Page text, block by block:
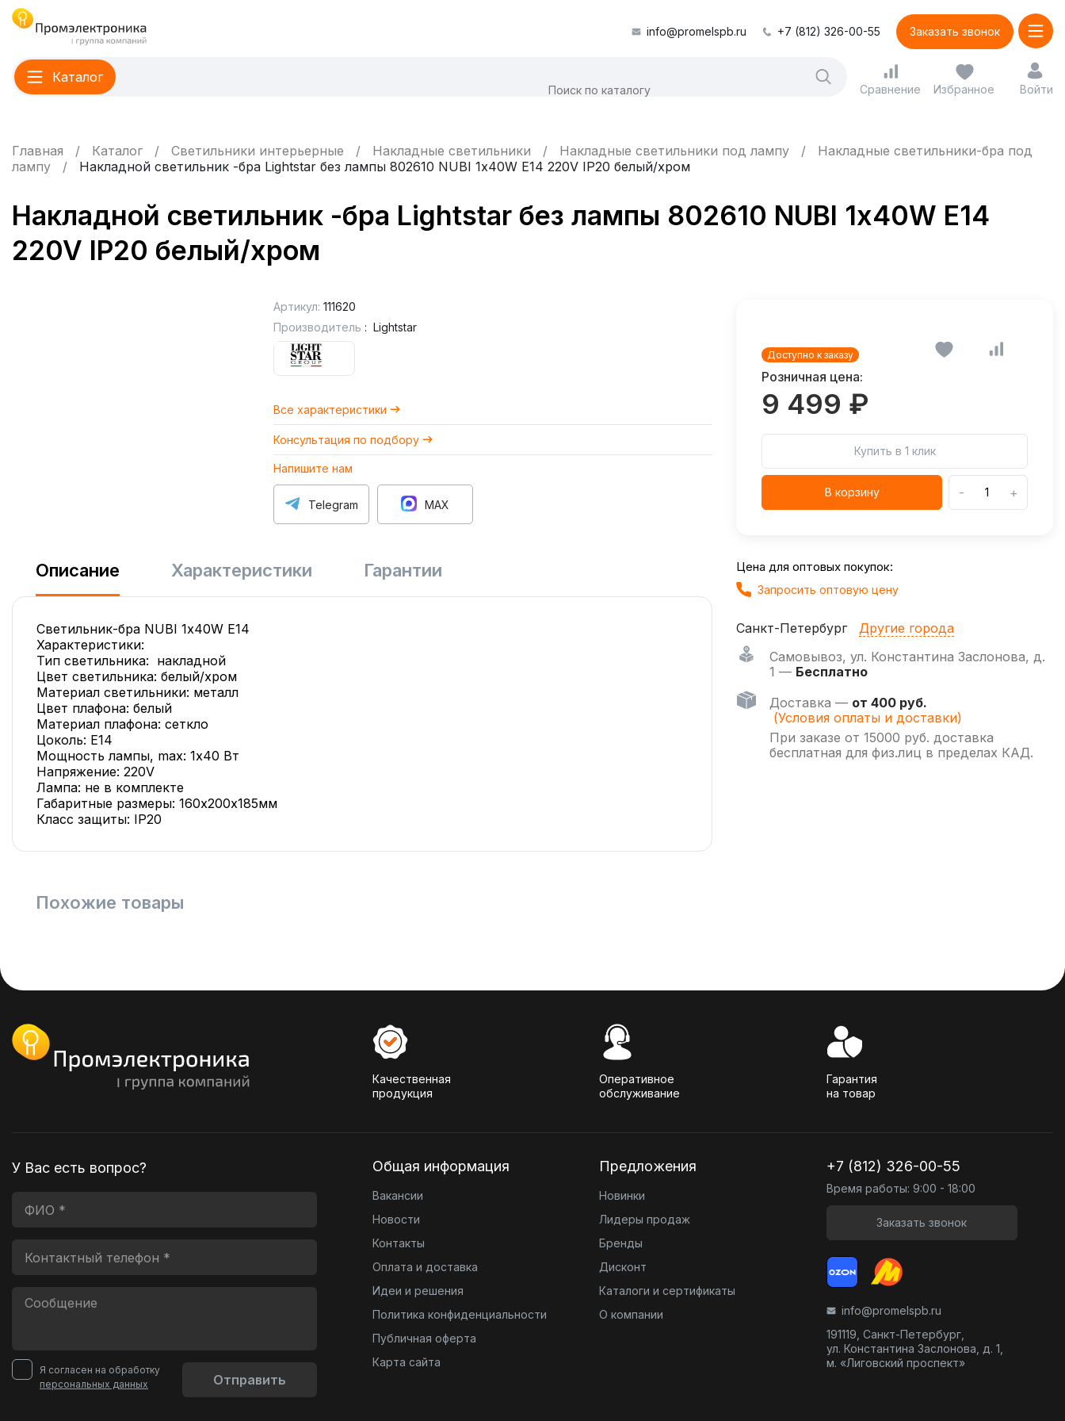
info@promelspb.ru +7 (812) 326-00-55 Заказать звонок
Каталог
Сравнение Избранное Войти
Главная Каталог Светильники интерьерные Накладные светильники Накладные светильники под лампу
Накладные светильники-бра под
лампу
Накладной светильник -бра Lightstar без лампы 802610 NUBI 1х40W E14 220V IP20 белый/хром
Накладной светильник -бра Lightstar без лампы 802610 NUBI 1х40W E14
220V IP20 белый/хром
Артикул: 111620
Производитель : Lightstar
Все характеристики
Консультация по подбору
Напишите нам
Telegram MAX
Доступно к заказу
Розничная цена:
9 499 ₽
Купить в 1 клик
В корзину - +
Описание Характеристики Гарантии
Светильник-бра NUBI 1х40W E14
Характеристики:
Тип светильника: накладной
Цвет светильника: белый/хром
Материал светильники: металл
Цвет плафона: белый
Материал плафона: сеткло
Цоколь: Е14
Мощность лампы, max: 1х40 Вт
Напряжение: 220V
Лампа: не в комплекте
Габаритные размеры: 160х200х185мм
Класс защиты: IP20
Цена для оптовых покупок:
Запросить оптовую цену
Санкт-Петербург
Другие города
Самовывоз, ул. Константина Заслонова, д.
1 — Бесплатно
Доставка — от 400 руб.
(Условия оплаты и доставки)
При заказе от 15000 руб. доставка
бесплатная для физ.лиц в пределах КАД.
Похожие товары
Качественная
продукция
Оперативное
обслуживание
Гарантия
на товар
У Вас есть вопрос?
Я согласен на обработку
персональных данных
Отправить
Общая информация
Вакансии
Новости
Контакты
Оплата и доставка
Идеи и решения
Политика конфиденциальности
Публичная оферта
Карта сайта
Предложения
Новинки
Лидеры продаж
Бренды
Дисконт
Каталоги и сертификаты
О компании
+7 (812) 326-00-55
Время работы: 9:00 - 18:00
Заказать звонок
info@promelspb.ru
191119, Санкт-Петербург,
ул. Константина Заслонова, д. 1,
м. «Лиговский проспект»